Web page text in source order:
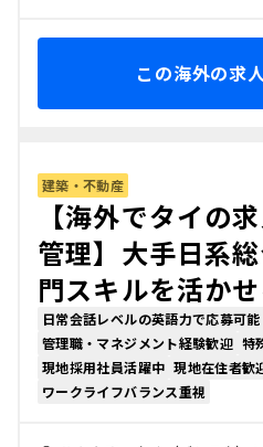
この海外の求
建築・不動産
【海外でタイの
管理】大手日系
門スキルを活かせ
日常会話レベルの英語力で応募可能
管理職・マネジメント経験歓迎 特
現地採用社員活躍中 現地在住者歓
ワークライフバランス重視